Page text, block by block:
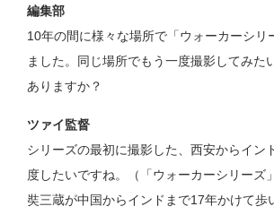
編集部
10年の間に様々な場所で「ウォーカーシリ
ました。同じ場所でもう一度撮影してみた
ありますか？
ツァイ監督
シリーズの最初に撮影した、西安からイン
度したいですね。（「ウォーカーシリーズ
奘三蔵が中国からインドまで17年かけて歩